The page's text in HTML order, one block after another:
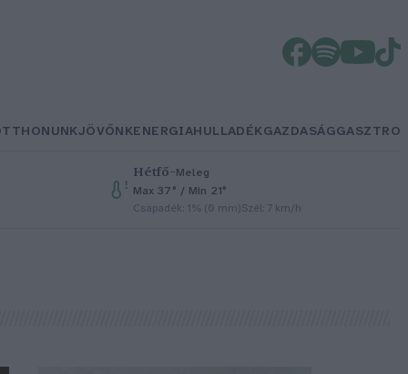
JÖVŐNKENERGIAHULLADÉKGAZDASÁGGASZTRO
Hétfő–Meleg
Max 37° / Min 21°
Csapadék: 1% (0 mm)Szél: 7 km/h